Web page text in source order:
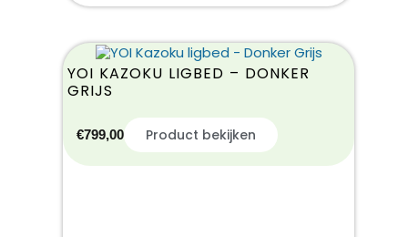
YOI KAZOKU LIGBED – DONKER
GRIJS
€799,00 Product bekijken